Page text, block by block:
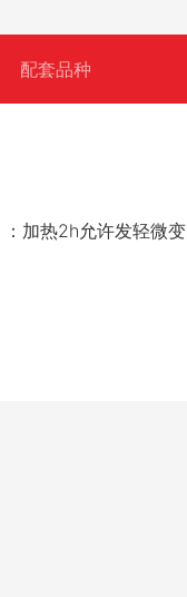
配套品种
加热2h允许发轻微变